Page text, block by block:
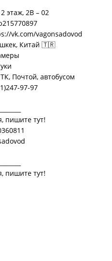
этаж, 2В – 02
vk.com/vagonsadovod
Китай 🇹🇷
Почтой, автобусом
97-97
пишите тут!
пишите тут!